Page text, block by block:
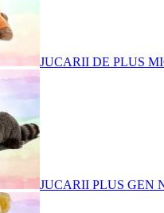
JUCARII DE PLUS
JUCARII PLUS GEN